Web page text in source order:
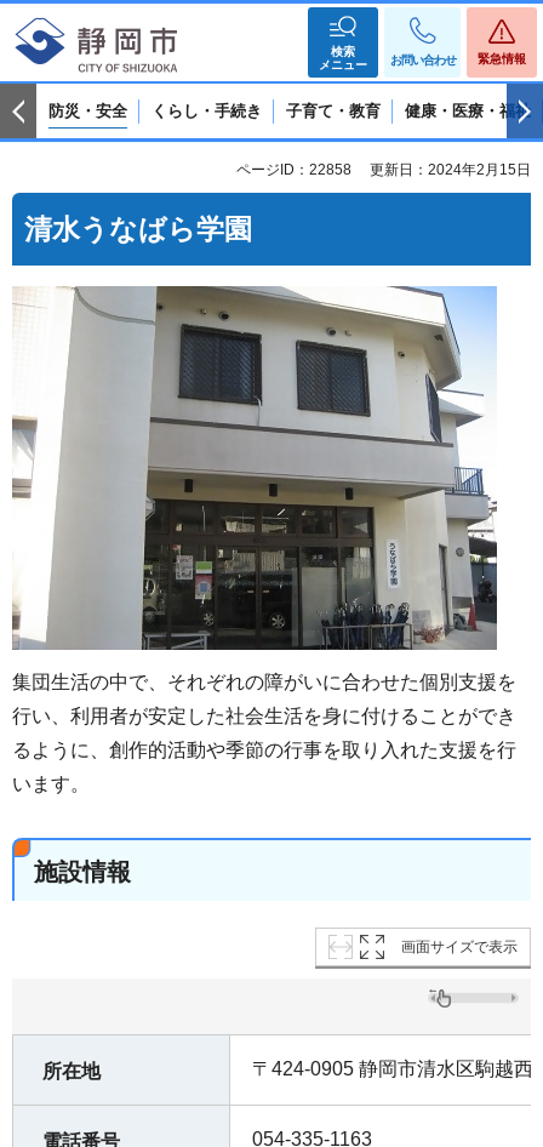
検索
メニュー
お問い合わせ 緊急情報
防災・安全 くらし・手続き 子育て・教育 健康・医療・福祉
ページID：22858 更新日：2024年2月15日
清水うなばら学園
集団生活の中で、それぞれの障がいに合わせた個別支援を
行い、利用者が安定した社会生活を身に付けることができ
るように、創作的活動や季節の行事を取り入れた支援を行
います。
施設情報
画面サイズで表示
所在地 〒424-0905 静岡市清水区駒越西
電話番号 054-335-1163